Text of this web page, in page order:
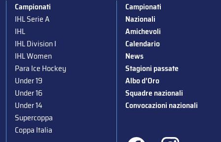
Campionati
IHL Serie A
IHL
IHL Division I
IHL Women
Para Ice Hockey
Under 19
Under 16
Under 14
Supercoppa
Coppa Italia
Campionati
Nazionali
Amichevoli
Calendario
News
Stagioni passate
Albo d’Oro
Squadre nazionali
Convocazioni nazionali